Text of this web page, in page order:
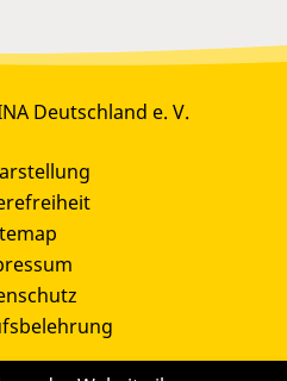
Deutschland e. V.